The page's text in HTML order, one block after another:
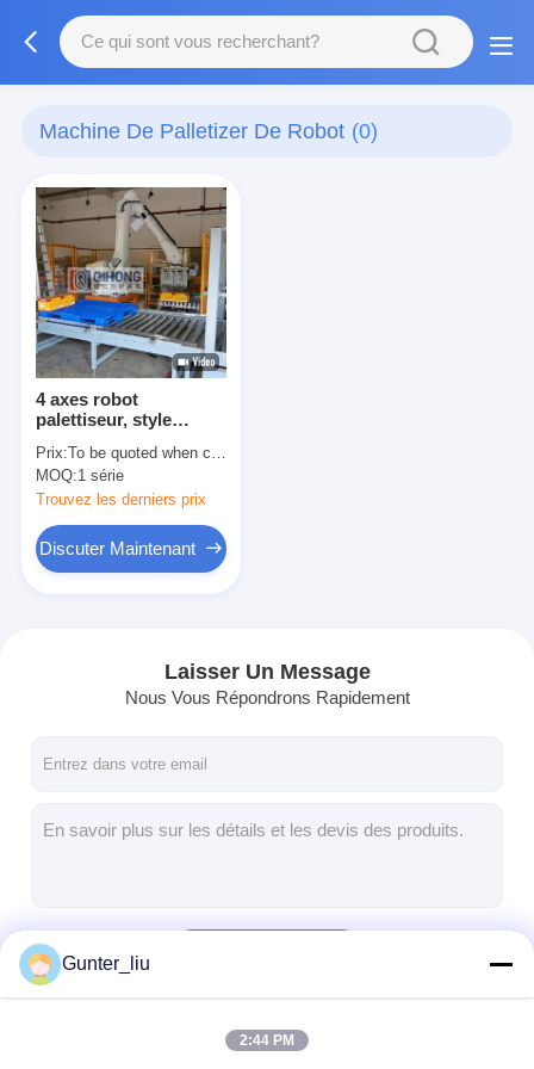
Machine De Palletizer De Robot (0)
4 axes robot
palettiseur, style
fonctionnement
simple, 4 kW
Prix:To be quoted when contacting with the supplier
MOQ:1 série
Trouvez les derniers prix
Discuter Maintenant
Laisser Un Message
Nous Vous Répondrons Rapidement
Gunter_liu
2:44 PM